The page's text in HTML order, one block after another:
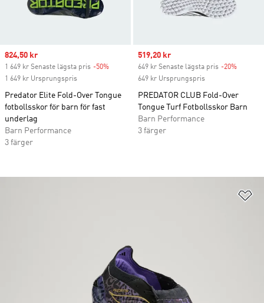
Sale price
824,50 kr
1 649 kr Senaste lägsta pris -50%
1 649 kr Ursprungspris
Predator Elite Fold-Over Tongue
fotbollsskor för barn för fast
underlag
Barn Performance
3 färger
Sale price
519,20 kr
649 kr Senaste lägsta pris -20%
649 kr Ursprungspris
PREDATOR CLUB Fold-Over
Tongue Turf Fotbollsskor Barn
Barn Performance
3 färger